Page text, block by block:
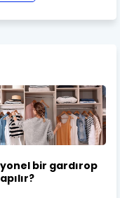
bir gardırop